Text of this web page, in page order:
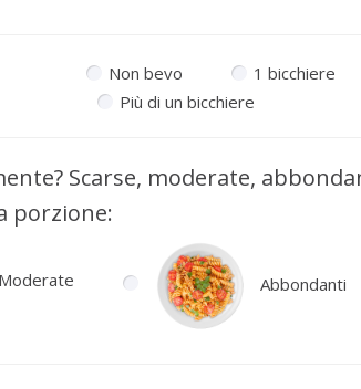
Non bevo
1 bicchiere
Più di un bicchiere
Scarse, moderate,
porzione:
Moderate Abbondanti